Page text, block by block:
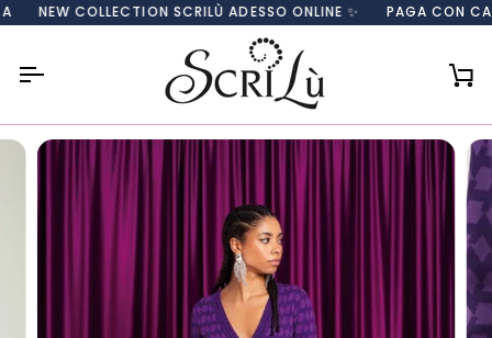
Salta
al
NEW COLLECTION SCRILÙ ADESSO ONLINE ✨ PAGA CON CARTA,